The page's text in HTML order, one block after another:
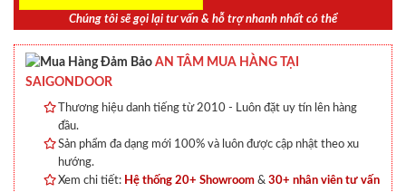
Chúng tôi sẽ gọi lại tư vấn & hỗ trợ nhanh nhất có thể
AN TÂM MUA HÀNG TẠI
SAIGONDOOR
Thương hiệu danh tiếng từ 2010 - Luôn đặt uy tín lên hàng
đầu.
Sản phẩm đa dạng mới 100% và luôn được cập nhật theo xu
hướng.
Xem chi tiết: Hệ thống 20+ Showroom & 30+ nhân viên tư vấn